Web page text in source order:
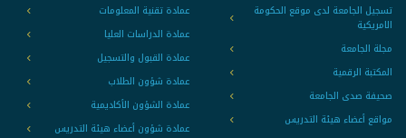
تسجيل الجامعة لدى موقع الحكومة
الامريكية
مجلة الجامعة
المكتبة الرقمية
صحيفة صدى الجامعة
مواقع أعضاء هيئة التدريس
عمادة تقنية المعلومات
عمادة الدراسات العليا
عمادة القبول والتسجيل
عمادة شؤون الطلاب
عمادة الشؤون الأكاديمية
عمادة شؤون أعضاء هيئة التدريس